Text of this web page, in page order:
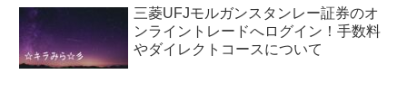
三菱UFJモルガンスタンレー証券のオ
ンライントレードへログイン！手数料
やダイレクトコースについて